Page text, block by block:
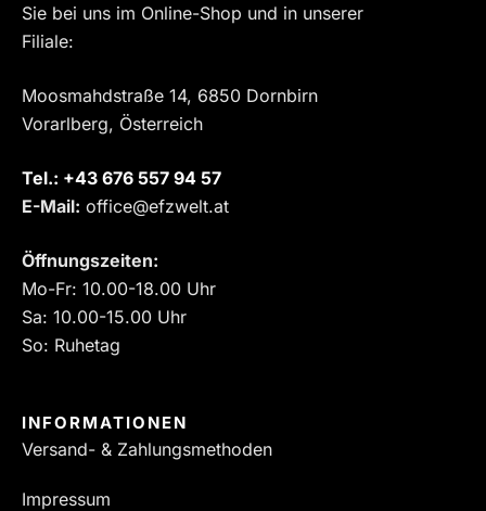
Sie bei uns im Online-Shop und in unserer
Filiale:
Moosmahdstraße 14, 6850 Dornbirn
Vorarlberg, Österreich
Tel.: ‎+43 676 557 94 57
E-Mail: office@efzwelt.at
Öffnungszeiten:
Mo-Fr: 10.00-18.00 Uhr
Sa: 10.00-15.00 Uhr
So: Ruhetag
INFORMATIONEN
Versand- & Zahlungsmethoden
Impressum